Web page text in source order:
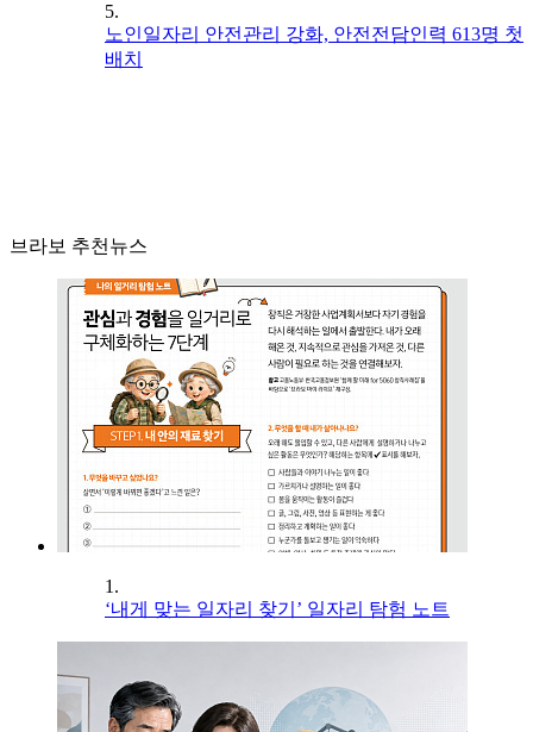
5.
노인일자리 안전관리 강화, 안전전담인력 613명 첫
배치
브라보 추천뉴스
1.
‘내게 맞는 일자리 찾기’ 일자리 탐험 노트